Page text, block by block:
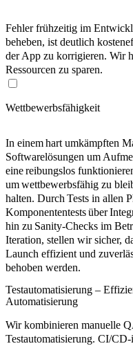
Fehler frühzeitig im
beheben, ist deutlich
der App zu korrigieren. Wir
Ressourcen zu sparen.
Wettbewerbsfähigkeit
In einem hart umkämpften
Softwarelösungen um
eine reibungslos
um wettbewerbsfähig zu
halten. Durch Tests in allen
Komponententests über
hin zu Sanity-Checks im
Iteration, stellen wir sicher,
Launch effizient und
behoben werden.
Testautomatisierung –
Automatisierung
Wir kombinieren manuelle
Testautomatisierung. CI/